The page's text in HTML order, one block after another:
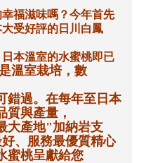
福滋味嗎？今年首先
受好評的日川白鳳
本溫室的水蜜桃即已
溫室栽培，數
錯過。在每年至日本
質與產量，
大產地"加納岩支
、服務最優質精心
蜜桃呈獻給您